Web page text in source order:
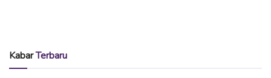
KabarTerbaru